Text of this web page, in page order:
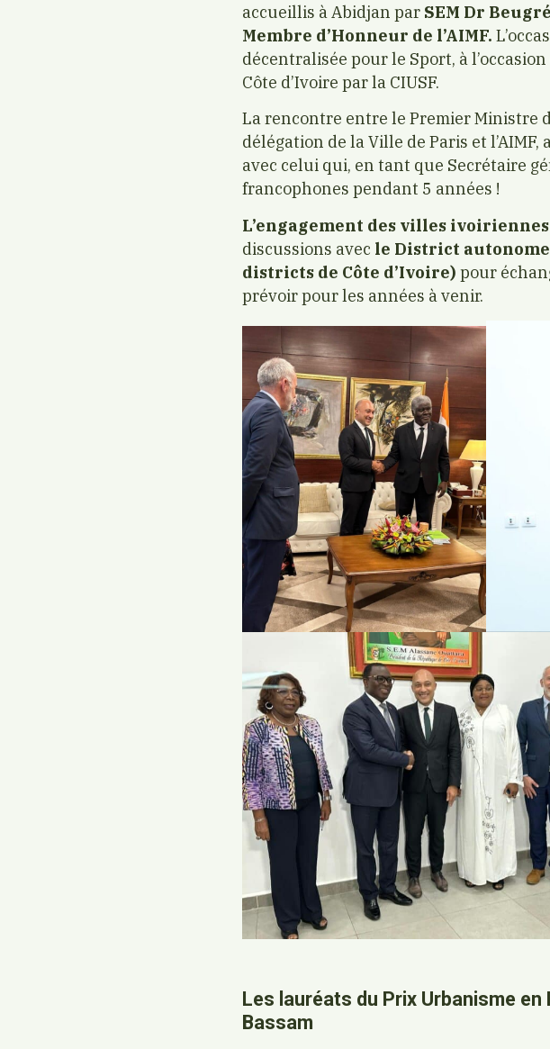
accueillis à Abidjan par SEM Dr
Membre d’Honneur de l’AIMF.
décentralisée pour le Sport, à
Côte d’Ivoire par la CIUSF.
La rencontre entre le Premier Ministre
délégation de la Ville de Paris et
avec celui qui, en tant que Secrétaire
francophones pendant 5 années !
L’engagement des villes ivoiriennes
discussions avec le District autonome
districts de Côte d’Ivoire) pour
prévoir pour les années à venir.
Les lauréats du Prix Urbanisme
Bassam